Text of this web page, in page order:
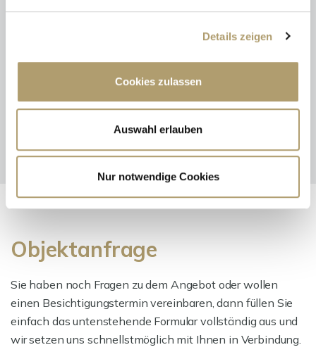
Details zeigen
Cookies zulassen
Auswahl erlauben
Nur notwendige Cookies
ab dem 1.5.2014
Energieausweis Werteklasse
E
Energieausweis Baujahr
1961
Heizung
Etagenheizung
Gas
Objektanfrage
Sie haben noch Fragen zu dem Angebot oder wollen
einen Besichtigungstermin vereinbaren, dann füllen Sie
einfach das untenstehende Formular vollständig aus und
wir setzen uns schnellstmöglich mit Ihnen in Verbindung.